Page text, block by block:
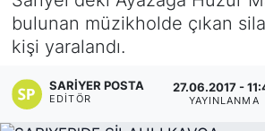
bulunan müzikholde çıkan
kişi yaralandı.
SARIYER POSTA
EDITÖR
27.06.2017 -
YAYINLANMA
KÖŞE YAZILARI
KÖŞE YAZILARI (Arşiv)
KÜLTÜR SANAT